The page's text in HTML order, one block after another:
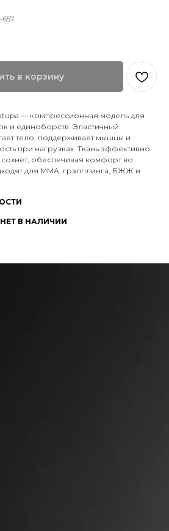
в корзину
— компрессионная модель для
и единоборств. Эластичный
тело, поддерживает мышцы и
при нагрузках. Ткань эффективно
сохнет, обеспечивая комфорт во
для ММА, грэпплинга, БЖЖ и
В НАЛИЧИИ